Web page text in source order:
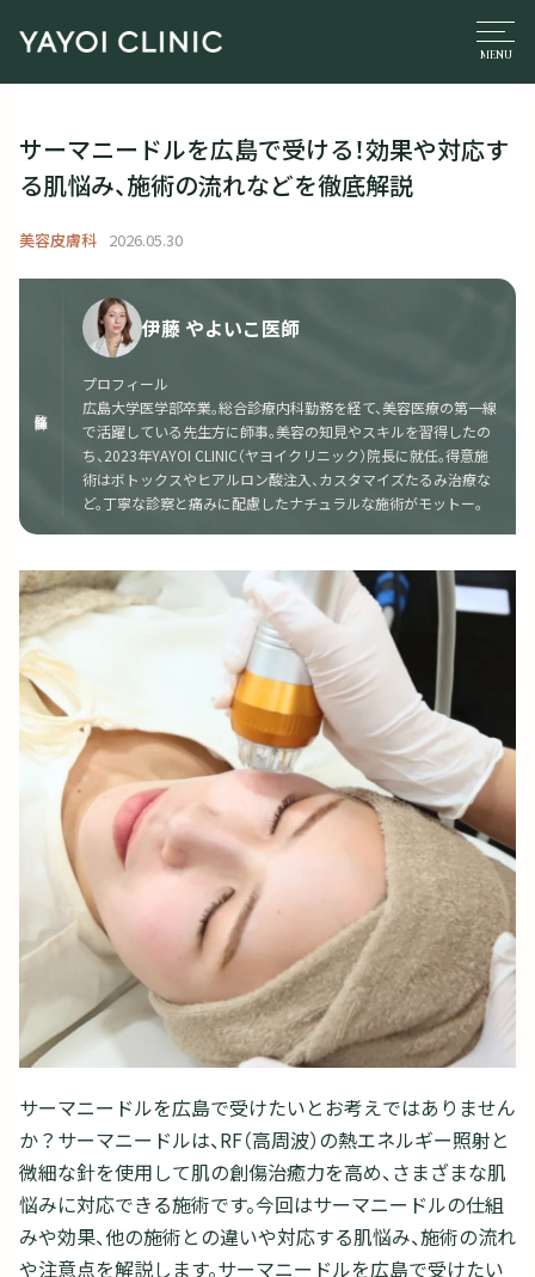
サーマニードルを広島で受ける！効果や対応す
る肌悩み、施術の流れなどを徹底解説
美容皮膚科 2026.05.30
伊藤 やよいこ医師
プロフィール
広島大学医学部卒業。総合診療内科勤務を経て、美容医療の第一線
で活躍している先生方に師事。美容の知見やスキルを習得したの
ち、2023年YAYOI CLINIC（ヤヨイクリニック）院長に就任。得意施
術はボトックスやヒアルロン酸注入、カスタマイズたるみ治療な
ど。丁寧な診察と痛みに配慮したナチュラルな施術がモットー。
サーマニードルを広島で受けたいとお考えではありません
か？サーマニードルは、RF（高周波）の熱エネルギー照射と
微細な針を使用して肌の創傷治癒力を高め、さまざまな肌
悩みに対応できる施術です。今回はサーマニードルの仕組
みや効果、他の施術との違いや対応する肌悩み、施術の流れ
や注意点を解説します。サーマニードルを広島で受けたい